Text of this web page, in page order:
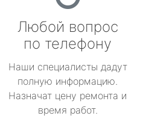
Любой вопрос
по телефону
Наши специалисты дадут
полную информацию.
Назначат цену ремонта и
время работ.